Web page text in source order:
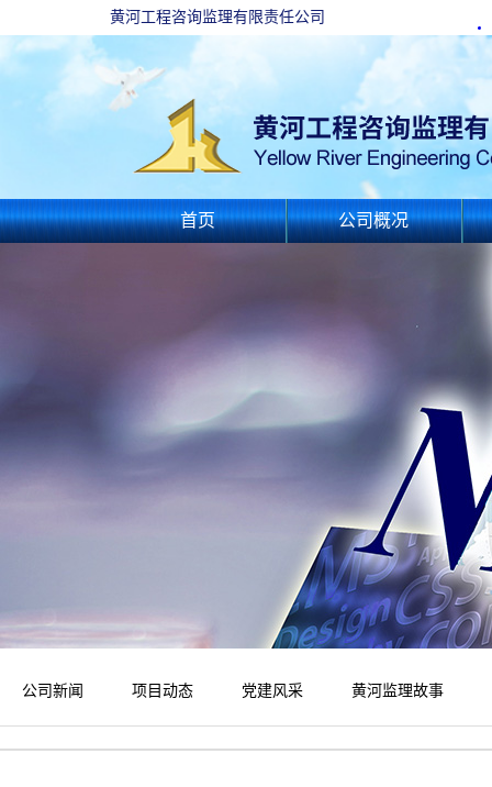
黄河工程咨询监理有限责任公司
首页 公司概况
公司新闻 项目动态 党建风采 黄河监理故事